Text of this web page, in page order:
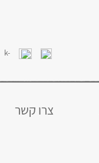
צרו קשר